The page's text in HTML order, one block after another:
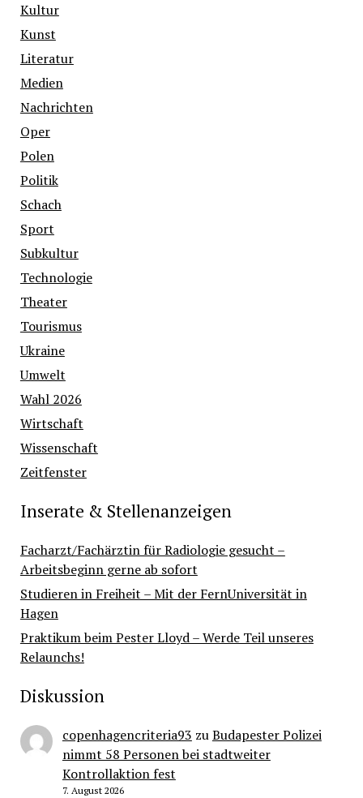
Kultur
Kunst
Literatur
Medien
Nachrichten
Oper
Polen
Politik
Schach
Sport
Subkultur
Technologie
Theater
Tourismus
Ukraine
Umwelt
Wahl 2026
Wirtschaft
Wissenschaft
Zeitfenster
Inserate & Stellenanzeigen
Facharzt/Fachärztin für Radiologie gesucht –
Arbeitsbeginn gerne ab sofort
Studieren in Freiheit – Mit der FernUniversität in
Hagen
Praktikum beim Pester Lloyd – Werde Teil unseres
Relaunchs!
Diskussion
copenhagencriteria93 zuBudapester Polizei
nimmt 58 Personen bei stadtweiter
Kontrollaktion fest
7. August 2026